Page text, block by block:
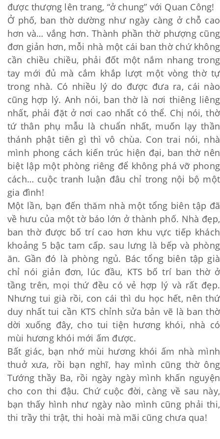
được thượng lên trang, “ở chung” với Quan Công!
Ở phố, ban thờ dường như ngày càng ở chỗ cao
hơn và… vắng hơn. Thành phần thờ phượng cũng
đơn giản hơn, mỗi nhà một cái ban thờ chứ không
cần chiều chiều, phải đốt một nắm nhang trong
tay mới đủ mà cắm khắp lượt một vòng thờ tự
trong nhà. Có nhiều lý do được đưa ra, cái nào
cũng hợp lý. Anh nói, ban thờ là nơi thiêng liêng
nhất, phải đặt ở nơi cao nhất có thể. Chị nói, thờ
tứ thân phụ mẫu là chuẩn nhất, muốn lạy thần
thánh phật tiên gì thì vô chùa. Con trai nói, nhà
mình phong cách kiến trúc hiện đại, ban thờ nên
biệt lập một phòng riêng để không phá vỡ phong
cách… cuộc tranh luận đâu chỉ trong nội bộ một
gia đình!
Một lần, bạn đến thăm nhà một tổng biên tập đã
về hưu của một tờ báo lớn ở thành phố. Nhà đẹp,
ban thờ được bố trí cao hơn khu vực tiếp khách
khoảng 5 bậc tam cấp. sau lưng là bếp và phòng
ăn. Gần đó là phòng ngủ. Bác tổng biên tập già
chỉ nói giản đơn, lúc đầu, KTS bố trí ban thờ ở
tầng trên, mọi thứ đều có vẻ hợp lý và rất đẹp.
Nhưng tui già rồi, con cái thì du học hết, nên thứ
duy nhất tui cần KTS chỉnh sửa bản vẽ là ban thờ
dời xuống đây, cho tui tiện hương khói, nhà có
mùi hương khói mới ấm được.
Bất giác, bạn nhớ mùi hương khói ấm nhà mình
thuở xưa, rồi bạn nghĩ, hay mình cũng thờ ông
Tướng thầy Ba, rồi ngày ngày mình khấn nguyện
cho con thi đậu. Chứ cuộc đời, càng về sau này,
bạn thấy hình như ngày nào mình cũng phải thi,
thi trầy thi trật, thi hoài mà mãi cũng chưa qua!